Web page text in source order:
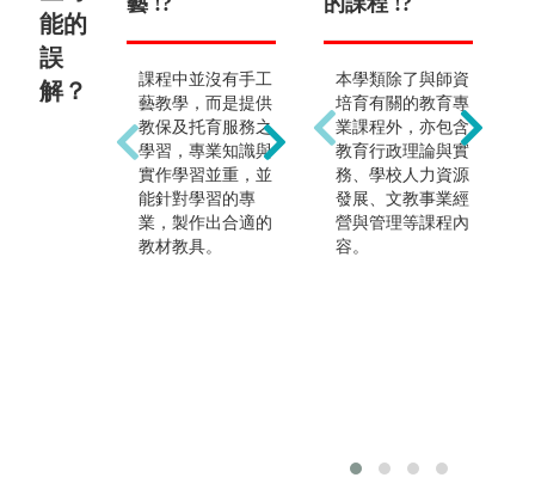
能的
誤
解？
課程中並沒有手工
藝教學，而是提供
教保及托育服務之
學習，專業知識與
實作學習並重，並
能針對學習的專
業，製作出合適的
教材教具。
除了幼兒教育領域
以外，亦能培養家
庭及老人教育專業
領域。
本學類除了與師資
培育有關的教育專
業課程外，亦包含
教育行政理論與實
務、學校人力資源
發展、文教事業經
營與管理等課程內
容。